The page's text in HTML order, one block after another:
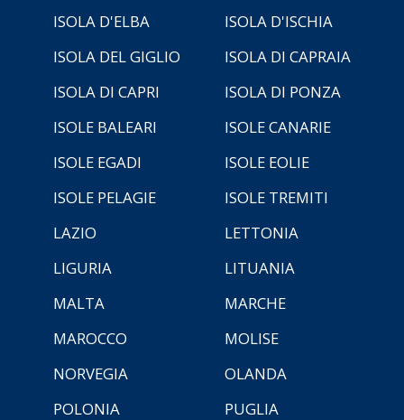
ISOLA D'ELBA
ISOLA D'ISCHIA
ISOLA DEL GIGLIO
ISOLA DI CAPRAIA
ISOLA DI CAPRI
ISOLA DI PONZA
ISOLE BALEARI
ISOLE CANARIE
ISOLE EGADI
ISOLE EOLIE
ISOLE PELAGIE
ISOLE TREMITI
LAZIO
LETTONIA
LIGURIA
LITUANIA
MALTA
MARCHE
MAROCCO
MOLISE
NORVEGIA
OLANDA
POLONIA
PUGLIA